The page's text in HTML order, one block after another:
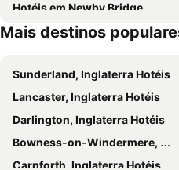
Hotéis em Newby Bridge
Mais destinos
Sunderland, Inglaterra Hotéis
Lancaster, Inglaterra Hotéis
Darlington, Inglaterra Hotéis
Bowness-on-Windermere, Inglaterra Hotéis
Carnforth, Inglaterra Hotéis